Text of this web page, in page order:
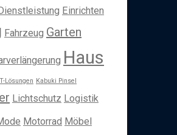
Einrichten
Fahrzeug Garten
Haus
Lösungen Kabuki Pinsel
Lichtschutz Logistik
Motorrad Möbel